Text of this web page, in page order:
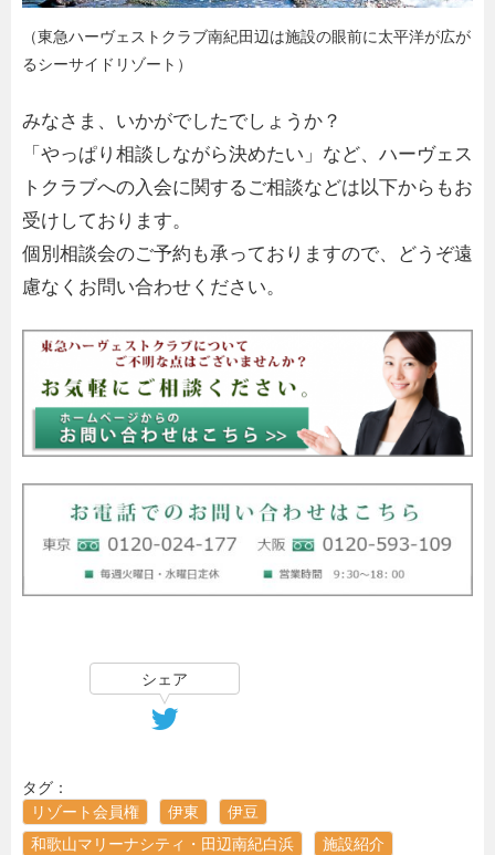
（東急ハーヴェストクラブ南紀田辺は施設の眼前に太平洋が広が
るシーサイドリゾート）
みなさま、いかがでしたでしょうか？
「やっぱり相談しながら決めたい」など、ハーヴェス
トクラブへの入会に関するご相談などは以下からもお
受けしております。
個別相談会のご予約も承っておりますので、どうぞ遠
慮なくお問い合わせください。
シェア
タグ：
リゾート会員権
伊東
伊豆
和歌山マリーナシティ・田辺南紀白浜
施設紹介